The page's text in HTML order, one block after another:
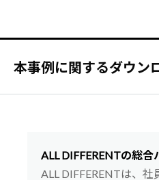
本事例に関するダウン
ALL DIFFERENTの総合
ALL DIFFERENTは、